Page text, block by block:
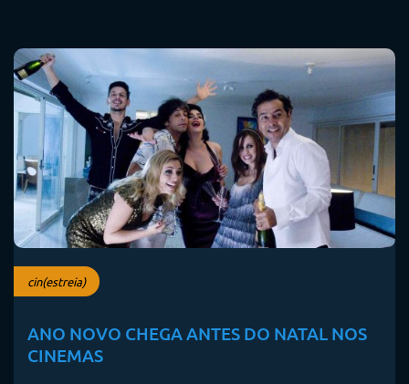
cin(estreia)
ANO NOVO CHEGA ANTES DO NATAL NOS
CINEMAS